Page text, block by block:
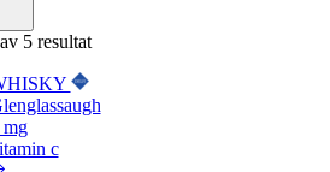
5 resultat
mg
c